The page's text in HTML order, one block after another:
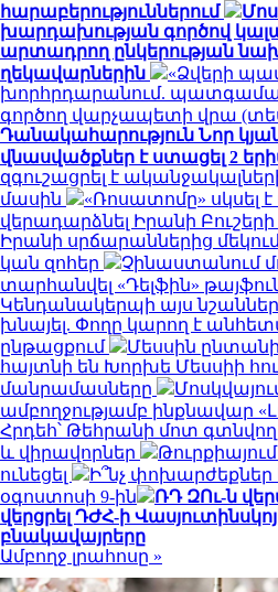
հարաբերություններում
խարդախության գործով
արտադրող ընկերության
ղեկավարներին
«Ձվերի
խորհրդարանում.
գործող վարչապետի վրա
Դանակահարություն Նոր
վնասվածքներ է ստացել 2
զգուշացրել է
մասին
«Ռոսատոմը» սկսել
վերադարձնել Իրանի
Իրանի սրճարաններից մեկում
կան զոհեր
Չինաստանում
տարհանվել «Դելֆին»
Կենդանակերպի այս
խնայել. Փողը կարող է
ընթացքում
Մեսսին
հայտնի են Խորխե Մեսսիի
մանրամասները
ամբողջությամբ ինքնավար
Հրդեհ՝ Թեհրանի մոտ
և վիրավորներ
ունեցել
Ի՞նչ փոխարժեքներ
օգոստոսի 9-ին
ՌԴ ԶՈւ-ն
վերցրել ԴԺՀ-ի
բնակավայրերը
Ամբողջ լրահոսը »